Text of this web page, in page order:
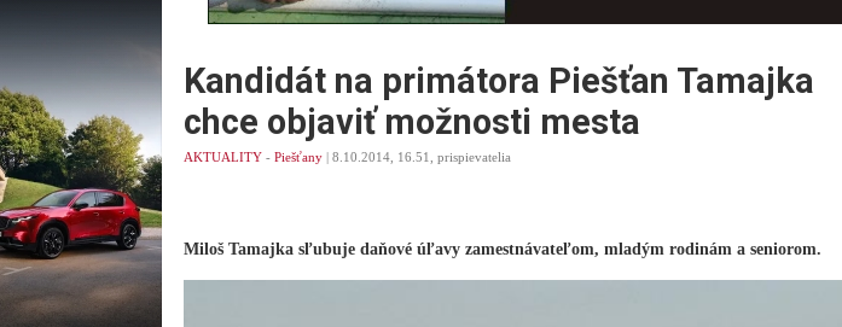
Kandidát na primátora Piešťan Tamajka
chce objaviť možnosti mesta
AKTUALITY - Piešťany | 8.10.2014, 16.51, prispievatelia
Miloš Tamajka sľubuje daňové úľavy zamestnávateľom, mladým rodinám a seniorom.